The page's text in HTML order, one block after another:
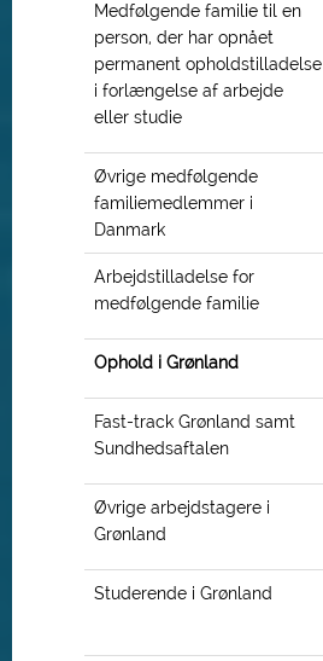
Medfølgende familie til en
person, der har opnået
permanent opholdstilladelse
i forlængelse af arbejde
eller studie
Øvrige medfølgende
familiemedlemmer i
Danmark
Arbejdstilladelse for
medfølgende familie
Ophold i Grønland
Fast-track Grønland samt
Sundhedsaftalen
Øvrige arbejdstagere i
Grønland
Studerende i Grønland